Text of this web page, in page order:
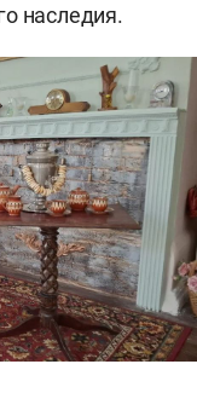
наследия.